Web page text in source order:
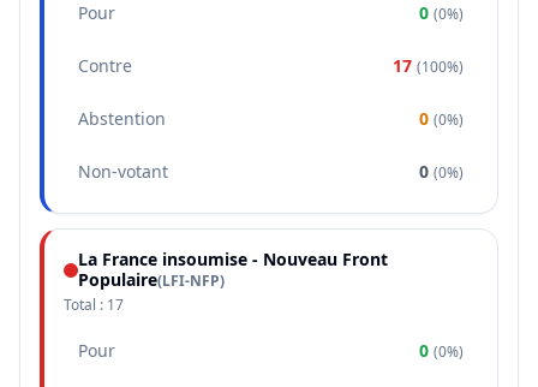
Pour 0 (0%)
Contre 17 (100%)
Abstention 0 (0%)
Non-votant 0 (0%)
La France insoumise - Nouveau Front
Populaire(LFI-NFP)
Total : 17
Pour 0 (0%)